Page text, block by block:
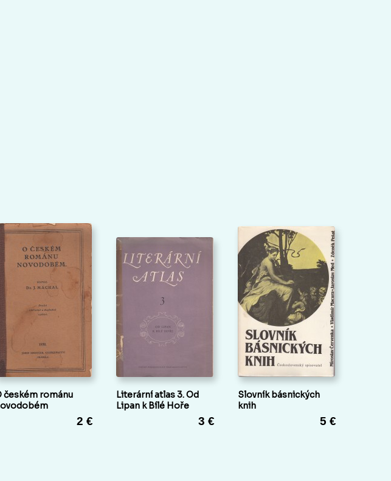
českém románu
2 €
Literární atlas 3. Od
Lipan k Bílé Hoře
3 €
Slovník básnických
knih
5 €